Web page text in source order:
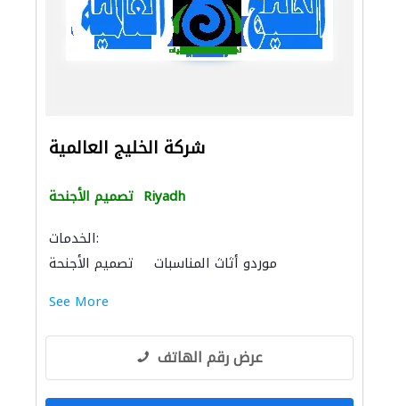
شركة الخليج العالمية
تصميم الأجنحة Riyadh
الخدمات:
تصميم الأجنحة
موردو أثاث المناسبات
See More
عرض رقم الهاتف